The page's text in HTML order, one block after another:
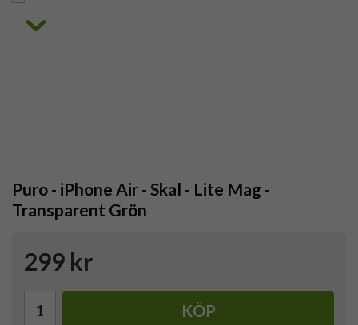
Puro - iPhone Air - Skal - Lite Mag -
Transparent Grön
299 kr
KÖP